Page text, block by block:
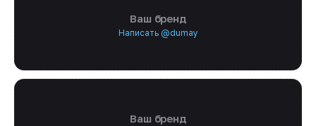
Ваш бренд
Написать @dumay
Ваш бренд